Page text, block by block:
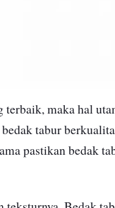
maka hal
tabur
pastikan bedak